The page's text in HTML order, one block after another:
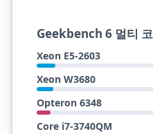
Geekbench 6 멀티
Xeon E5-2603
Xeon W3680
Opteron 6348
Core i7-3740QM